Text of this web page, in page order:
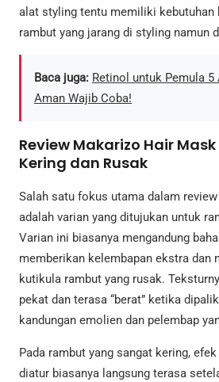
alat styling tentu memiliki kebutuhan
rambut yang jarang di styling namun
Baca juga: Retinol untuk Pemula
Aman Wajib Coba!
Review Makarizo Hair
Kering dan Rusak
Salah satu fokus utama dalam
adalah varian yang ditujukan untuk
Varian ini biasanya mengandung
memberikan kelembapan ekstra dan
kutikula rambut yang rusak.
pekat dan terasa “berat” ketika
kandungan emolien dan pelembap
Pada rambut yang sangat kering,
diatur biasanya langsung terasa